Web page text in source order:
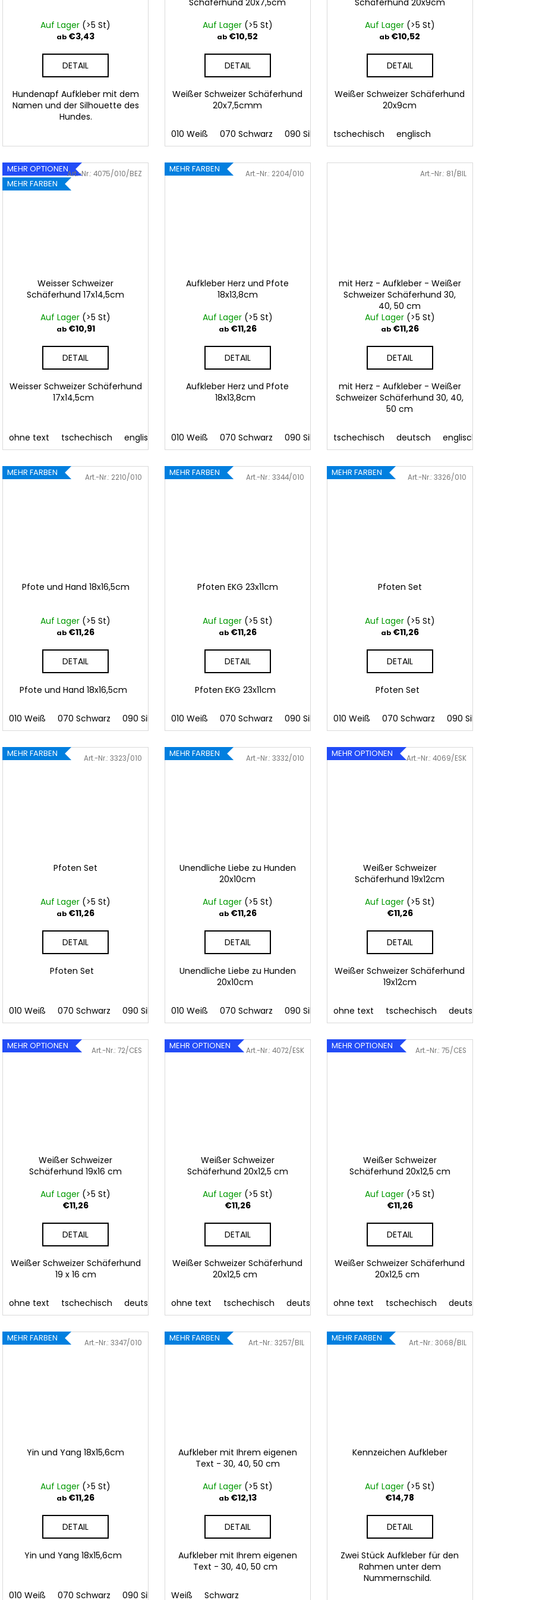
Auf Lager (>5 St)
ab €3,43
DETAIL
Hundenapf Aufkleber mit dem
Namen und der Silhouette des
Hundes.
Schäferhund 20x7,5cm
Auf Lager (>5 St)
ab €10,52
DETAIL
Weißer Schweizer Schäferhund
20x7,5cmm
010 Weiß 070 Schwarz 090 Silber 091 Gold 032 Rot 041 Rosa
Schäferhund 20x9cm
Auf Lager (>5 St)
ab €10,52
DETAIL
Weißer Schweizer Schäferhund
20x9cm
tschechisch englisch
MEHR OPTIONEN
MEHR FARBEN
Weisser Schweizer
Schäferhund 17x14,5cm
Auf Lager (>5 St)
ab€10,91
DETAIL
Weisser Schweizer Schäferhund
17x14,5cm
ohne text tschechisch englisch
Art.-Nr.:4075/010/BEZ MEHR FARBEN
Aufkleber Herz und Pfote
18x13,8cm
Auf Lager (>5 St)
ab€11,26
DETAIL
Aufkleber Herz und Pfote
18x13,8cm
010 Weiß 070 Schwarz 090 Silber 091 Gold 032 Rot 041 Rosa
Art.-Nr.: 2204/010
mit Herz - Aufkleber - Weißer
Schweizer Schäferhund 30,
40, 50 cm
Auf Lager (>5 St)
ab€11,26
DETAIL
mit Herz - Aufkleber - Weißer
Schweizer Schäferhund 30, 40,
50 cm
tschechisch deutsch englisch
Art.-Nr.: 81/BIL
MEHR FARBEN
Pfote und Hand 18x16,5cm
Auf Lager (>5 St)
ab €11,26
DETAIL
Pfote und Hand 18x16,5cm
010 Weiß 070 Schwarz 090 Silber 091 Gold 032 Rot 041 Rosa 086 Blau 062 Grün 022 Gelb 800 Braun
Art.-Nr.: 2210/010 MEHR FARBEN
Pfoten EKG 23x11cm
Auf Lager (>5 St)
ab€11,26
DETAIL
Pfoten EKG 23x11cm
010 Weiß 070 Schwarz 090 Silber 091 Gold 032 Rot 041 Rosa
Art.-Nr.: 3344/010 MEHR FARBEN
Pfoten Set
Auf Lager (>5 St)
ab€11,26
DETAIL
Pfoten Set
010 Weiß 070 Schwarz 090 Silber
Art.-Nr.: 3326/010
MEHR FARBEN
Pfoten Set
Auf Lager (>5 St)
ab €11,26
DETAIL
Pfoten Set
010 Weiß 070 Schwarz 090 Silber 091 Gold 032 Rot 041 Rosa 086 Blau 062 Grün 022 Gelb 800 Braun
Art.-Nr.:3323/010 MEHR FARBEN
Unendliche Liebe zu Hunden
20x10cm
Auf Lager (>5 St)
ab€11,26
DETAIL
Unendliche Liebe zu Hunden
20x10cm
010 Weiß 070 Schwarz 090 Silber 091 Gold 032 Rot 041 Rosa
Art.-Nr.: 3332/010 MEHR OPTIONEN
Weißer Schweizer
Schäferhund 19x12cm
Auf Lager (>5 St)
€11,26
DETAIL
Weißer Schweizer Schäferhund
19x12cm
ohne text tschechisch deutsch
Art.-Nr.: 4069/ESK
MEHR OPTIONEN
Weißer Schweizer
Schäferhund 19x16 cm
Auf Lager (>5 St)
€11,26
DETAIL
Weißer Schweizer Schäferhund
19 x 16 cm
ohne text tschechisch deutsch englisch französisch slowakisch polnisch ungarisch
Art.-Nr.:72/CES MEHR OPTIONEN
Weißer Schweizer
Schäferhund 20x12,5 cm
Auf Lager (>5 St)
€11,26
DETAIL
Weißer Schweizer Schäferhund
20x12,5 cm
ohne text tschechisch deutsch englisch französisch slowakisch
Art.-Nr.: 4072/ESK MEHR OPTIONEN
Weißer Schweizer
Schäferhund 20x12,5 cm
Auf Lager (>5 St)
€11,26
DETAIL
Weißer Schweizer Schäferhund
20x12,5 cm
ohne text tschechisch deutsch
Art.-Nr.: 75/CES
MEHR FARBEN
Yin und Yang 18x15,6cm
Auf Lager (>5 St)
ab €11,26
DETAIL
Yin und Yang 18x15,6cm
010 Weiß 070 Schwarz 090 Silber 091 Gold 032 Rot
Art.-Nr.:3347/010 MEHR FARBEN
Aufkleber mit Ihrem eigenen
Text - 30, 40, 50 cm
Auf Lager (>5 St)
ab€12,13
DETAIL
Aufkleber mit Ihrem eigenen
Text - 30, 40, 50 cm
Weiß Schwarz
Art.-Nr.: 3257/BIL MEHR FARBEN
Kennzeichen Aufkleber
Auf Lager (>5 St)
€14,78
DETAIL
Zwei Stück Aufkleber für den
Rahmen unter dem
Nummernschild.
Art.-Nr.: 3068/BIL